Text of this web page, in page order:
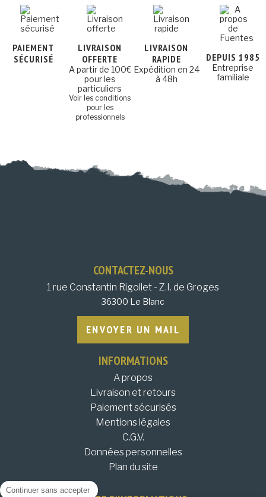
Continuer sans accepter
PAIEMENT
SÉCURISÉ
LIVRAISON
OFFERTE
A partir de 100€
pour les
particuliers
Voir les conditions
pour les
professionnels
LIVRAISON
RAPIDE
Expédition en 24
à 48h
DEPUIS 1985
Entreprise
familiale
CONTACTEZ-NOUS
1 rue Constantin Rigollet - Z.I. de Groges
36300 Le Blanc
ENVOYER UN MAIL
INFORMATIONS
A propos
Livraison et retours
Paiement sécurisés
Mentions légales
C.G.V.
Données personnelles
Plan du site